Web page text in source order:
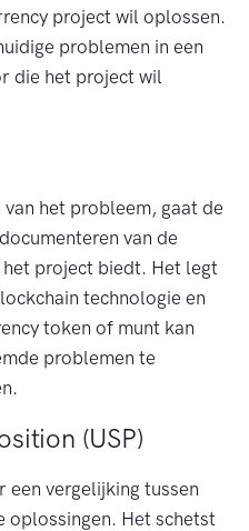
project wil oplossen.
problemen in een
die het project wil
het probleem, gaat de
van de
project biedt. Het legt
technologie en
token of munt kan
problemen te
(USP)
een vergelijking tussen
oplossingen. Het schetst